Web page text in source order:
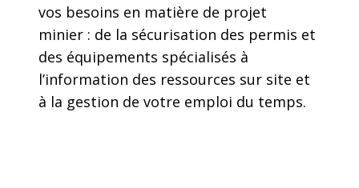
vos besoins en matière de projet
minier : de la sécurisation des permis et
des équipements spécialisés à
l’information des ressources sur site et
à la gestion de votre emploi du temps.